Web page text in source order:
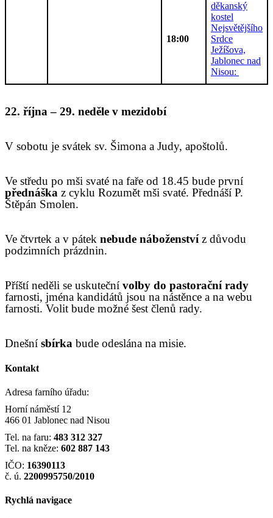
18:00
děkanský
kostel
Nejsvětějšího
Srdce
Ježíšova,
Jablonec nad
Nisou:
22. října – 29. neděle v mezidobí
V sobotu je svátek sv. Šimona a Judy, apoštolů.
Ve středu po mši svaté na faře od 18.45 bude první
přednáška z cyklu Rozumět mši svaté. Přednáší P.
Štěpán Smolen.
Ve čtvrtek a v pátek nebude náboženstvíz důvodu
podzimních prázdnin.
Příští neděli se uskuteční volby do pastorační rady
farnosti, jména kandidátů jsou na nástěnce a na webu
farnosti. Volit bude možné šest členů rady.
Dnešní sbírka bude odeslána na misie.
Kontakt
Adresa farního úřadu:
Horní náměstí 12
466 01 Jablonec nad Nisou
Tel. na faru: 483 312 327
Tel. na kněze: 602 887 143
IČO: 16390113
č. ú. 2200995750/2010
Rychlá navigace